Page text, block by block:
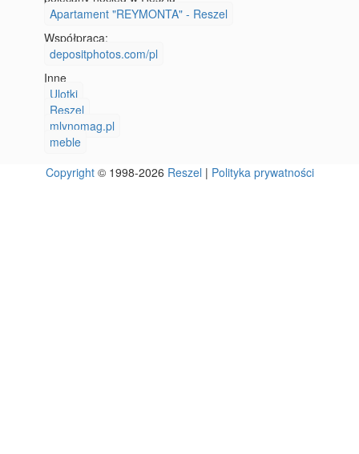
Apartament "REYMONTA" - Reszel
Współpraca:
depositphotos.com/pl
Inne
Ulotki
Reszel
mlynomag.pl
meble
Copyright© 1998-2026 Reszel | Polityka prywatności